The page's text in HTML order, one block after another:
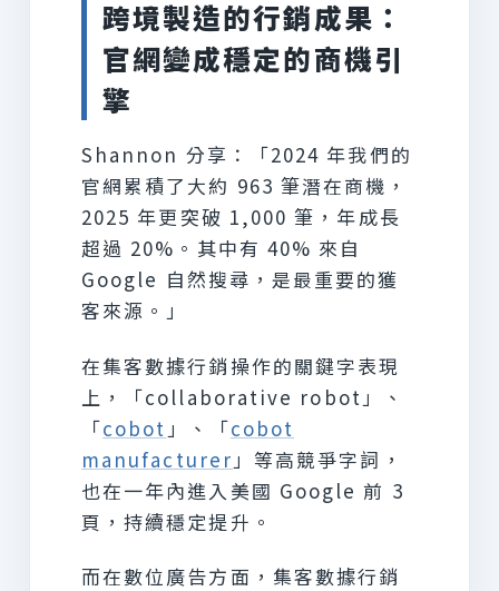
跨境製造的行銷成果：
官網變成穩定的商機引
擎
Shannon 分享：「2024 年我們的
官網累積了大約 963 筆潛在商機，
2025 年更突破 1,000 筆，年成長
超過 20%。其中有 40% 來自
Google 自然搜尋，是最重要的獲
客來源。」
在集客數據行銷操作的關鍵字表現
上，「collaborative robot」、
「cobot 」、「cobot
manufacturer 」等高競爭字詞，
也在一年內進入美國 Google 前 3
頁，持續穩定提升。
而在數位廣告方面，集客數據行銷